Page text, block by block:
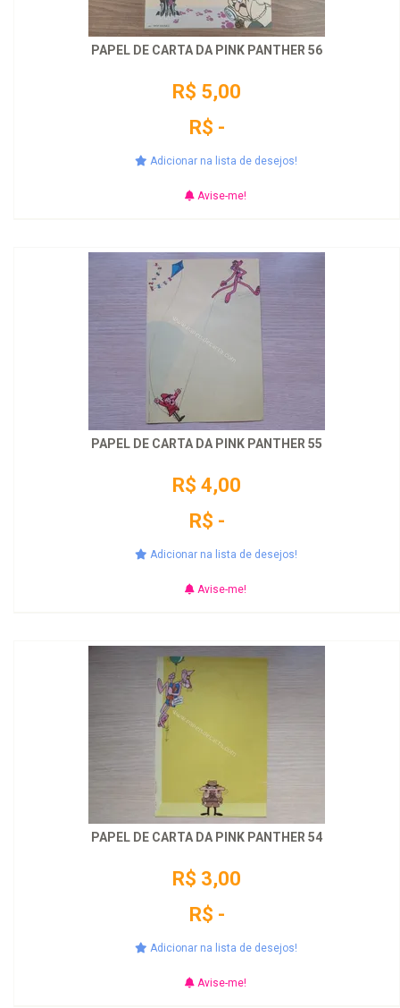
PAPEL DE CARTA DA PINK PANTHER 56
R$ 5,00
R$ -
Adicionar na lista de desejos!
Avise-me!
PAPEL DE CARTA DA PINK PANTHER 55
R$ 4,00
R$ -
Adicionar na lista de desejos!
Avise-me!
PAPEL DE CARTA DA PINK PANTHER 54
R$ 3,00
R$ -
Adicionar na lista de desejos!
Avise-me!